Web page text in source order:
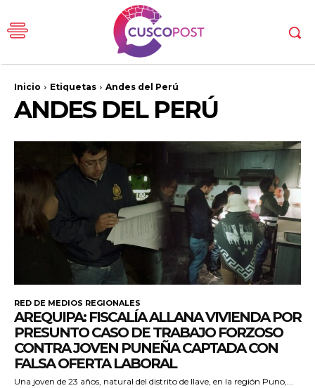
Inicio Etiquetas Andes del Perú
ANDES DEL PERÚ
RED DE MEDIOS REGIONALES
AREQUIPA: FISCALÍA ALLANA VIVIENDA POR
PRESUNTO CASO DE TRABAJO FORZOSO
CONTRA JOVEN PUNEÑA CAPTADA CON
FALSA OFERTA LABORAL
Una joven de 23 años, natural del distrito de Ilave, en la región Puno,...